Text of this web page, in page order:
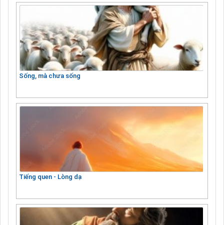
Sống, mà chưa sống
Tiếng quen - Lòng dạ